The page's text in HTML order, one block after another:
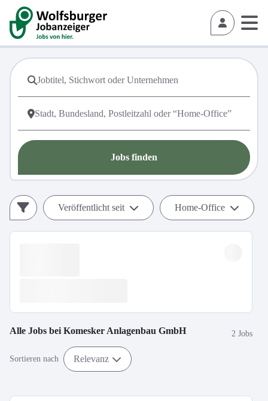
Jobs finden
Veröffentlicht seit Home-Office
Alle Jobs bei Komesker Anlagenbau GmbH 2 Jobs
Sortieren nach Relevanz